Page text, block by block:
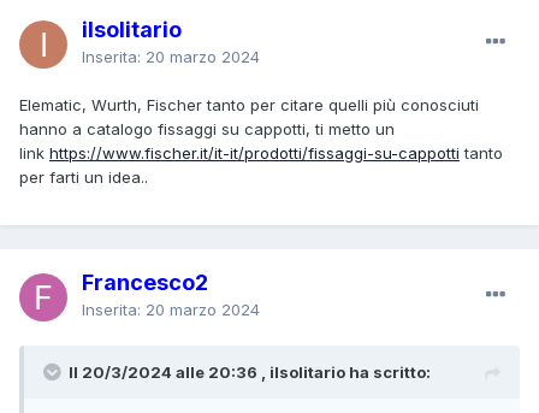
ilsolitario
Inserita: 20 marzo 2024
Elematic, Wurth, Fischer tanto per citare quelli più conosciuti
hanno a catalogo fissaggi su cappotti, ti metto un
link https://www.fischer.it/it-it/prodotti/fissaggi-su-cappotti tanto
per farti un idea..
Francesco2
Inserita: 20 marzo 2024
Il 20/3/2024 alle 20:36 , ilsolitario ha scritto: